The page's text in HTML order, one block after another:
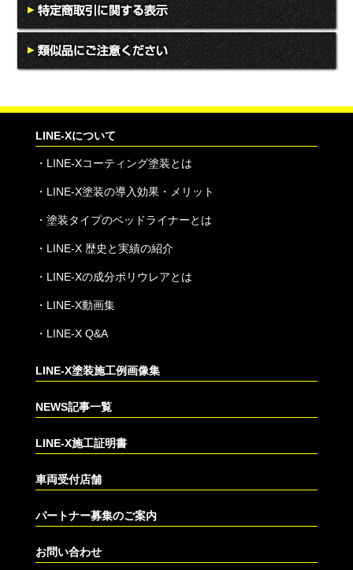
LINE-Xについて
・ LINE-Xコーティング塗装とは
・ LINE-X塗装の導入効果・メリット
・ 塗装タイプのベッドライナーとは
・ LINE-X 歴史と実績の紹介
・ LINE-Xの成分ポリウレアとは
・ LINE-X動画集
・ LINE-X Q&A
LINE-X塗装施工例画像集
NEWS記事一覧
LINE-X施工証明書
車両受付店舗
パートナー募集のご案内
お問い合わせ